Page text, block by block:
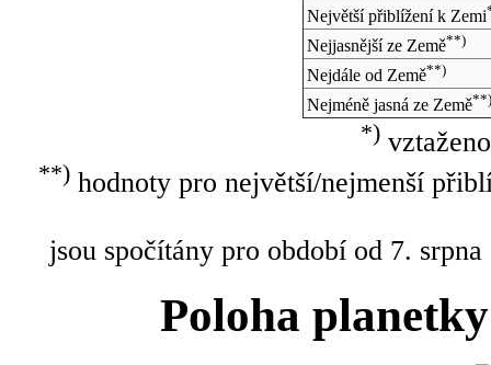
Největší přiblížení k Zemi
Nejjasnější ze Země**)
Nejdále od Země**)
Nejméně jasná ze Země**)
*)
**)hodnoty pro největší/nejmenší
jsou spočítány pro období od 7.
Poloha